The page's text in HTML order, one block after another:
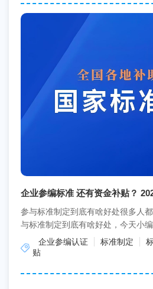
企业参编标准 还有资金补贴？
参与标准制定到底有啥好处很多人
与标准制定到底有啥好处，今天小
与标准编写有哪些好处呢？标准不
企业参编认证 标准制定
贴